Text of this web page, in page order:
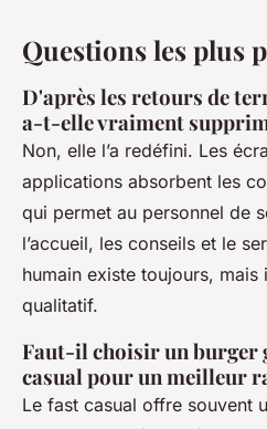
Questions les plus
D'après les retours de
a-t-elle vraiment
Non, elle l’a redéfini. Les
applications absorbent les
qui permet au personnel de
l’accueil, les conseils et le
humain existe toujours,
qualitatif.
Faut-il choisir un burger
casual pour un meilleur
Le fast casual offre souvent